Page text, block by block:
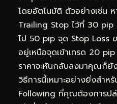
โดยอัตโนมัติ ตัวอย่างเช่น
Trailing Stop ไว้ที่ 30 pip
ไป 50 pip จุด Stop Loss
อยู่เหนือจุดเข้าเทรด 20
ราคาจะหันกลับลงมาคุณก็ยั
วิธีการนี้เหมาะอย่างยิ่งสำห
Following ที่คุณต้องการปล่